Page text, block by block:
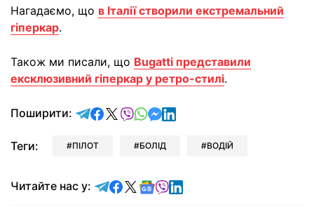
Нагадаємо, що в Італії створили екстремальний
гіперкар.
Також ми писали, що Bugatti представили
ексклюзивний гіперкар у ретро-стилі.
Поширити: відправити у Telegram
поділитись у Facebook
поділитись у X
відправити у Viber
відправити у Whatsapp
відправити у Messenger
відправити у LinkedIn
Теги: ПІЛОТ БОЛІД ВОДІЙ
Читайте нас у: Читайте у Telegram
Читайте у Facebook
Читайте у X
Читайте у Google news
Читайте у Viber
Читайте у LinkedIn